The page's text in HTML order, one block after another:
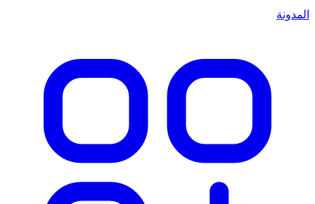
المدونة